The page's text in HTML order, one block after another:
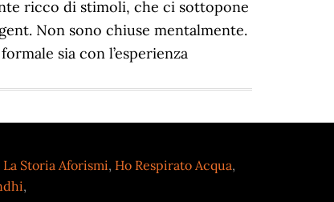
Storia Aforismi, Ho Respirato Acqua,
,